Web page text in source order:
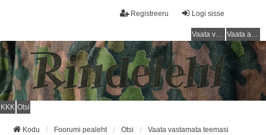
Logi sisse
Registreeru
Vaata vastamata teemasi Vaata aktiivseid teemasid
KKK Otsi
Kodu Foorumi pealeht Otsi Vaata vastamata teemasi